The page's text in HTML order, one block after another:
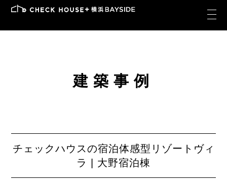
建築事例
チェックハウスの宿泊体感型リゾートヴィ
ラ | 大野宿泊棟